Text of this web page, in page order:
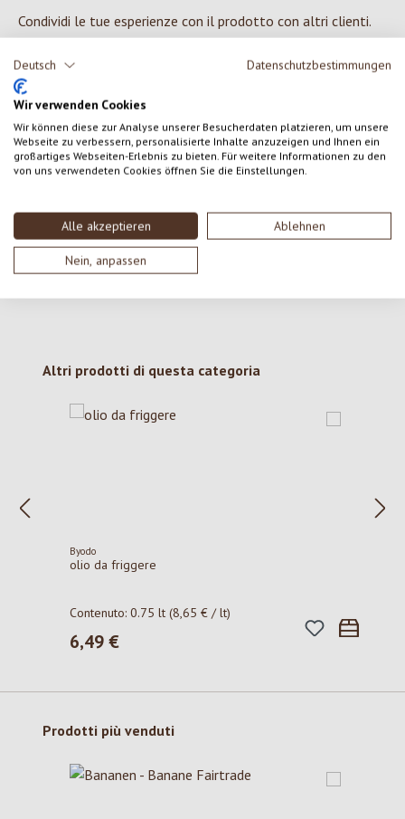
Deutsch Datenschutzbestimmungen
Wir verwenden Cookies
Wir können diese zur Analyse unserer Besucherdaten platzieren, um unsere
Webseite zu verbessern, personalisierte Inhalte anzuzeigen und Ihnen ein
großartiges Webseiten-Erlebnis zu bieten. Für weitere Informationen zu den
von uns verwendeten Cookies öffnen Sie die Einstellungen.
Alle akzeptieren Ablehnen
Nein, anpassen
Condividi le tue esperienze con il prodotto con altri clienti.
SCRIVERE UNA RECENSIONE
con gli altri.
Salta la galleria dei prodotti
Altri prodotti di questa categoria
Byodo
olio da friggere
Contenuto:0.75 lt(8,65 € / lt)
Prezzo normale:
6,49 €
Salta la galleria dei prodotti
Prodotti più venduti